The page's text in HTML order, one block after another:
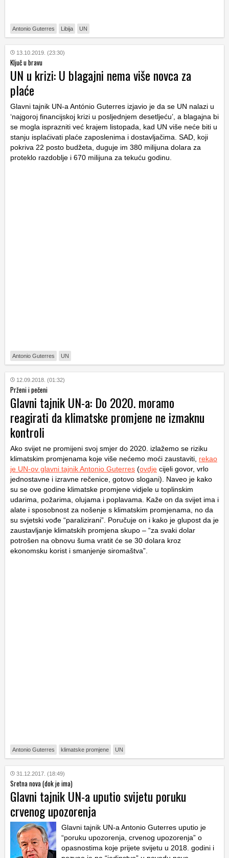
Antonio Guterres Libija UN
13.10.2019. (23:30)
Ključ u bravu
UN u krizi: U blagajni nema više novca za
plaće
Glavni tajnik UN-a António Guterres izjavio je da se UN nalazi u
‘najgoroj financijskoj krizi u posljednjem desetljeću’, a blagajna bi
se mogla isprazniti već krajem listopada, kad UN više neće biti u
stanju isplaćivati plaće zaposlenima i dostavljačima. SAD, koji
pokriva 22 posto budžeta, duguje im 380 milijuna dolara za
proteklo razdoblje i 670 milijuna za tekuću godinu.
Antonio Guterres UN
12.09.2018. (01:32)
Prženi i pečeni
Glavni tajnik UN-a: Do 2020. moramo
reagirati da klimatske promjene ne izmaknu
kontroli
Ako svijet ne promijeni svoj smjer do 2020. izlažemo se riziku
klimatskim promjenama koje više nećemo moći zaustaviti, rekao
je UN-ov glavni tajnik Antonio Guterres (ovdje cijeli govor, vrlo
jednostavne i izravne rečenice, gotovo slogani). Naveo je kako
su se ove godine klimatske promjene vidjele u toplinskim
udarima, požarima, olujama i poplavama. Kaže on da svijet ima i
alate i sposobnost za nošenje s klimatskim promjenama, no da
su svjetski vođe “paralizirani”. Poručuje on i kako je glupost da je
zaustavljanje klimatskih promjena skupo – “za svaki dolar
potrošen na obnovu šuma vratit će se 30 dolara kroz
ekonomsku korist i smanjenje siromaštva”.
Antonio Guterres klimatske promjene UN
31.12.2017. (18:49)
Sretna nova (dok je ima)
Glavni tajnik UN-a uputio svijetu poruku
crvenog upozorenja
Glavni tajnik UN-a Antonio Guterres uputio je
“poruku upozorenja, crvenog upozorenja” o
opasnostima koje prijete svijetu u 2018. godini i